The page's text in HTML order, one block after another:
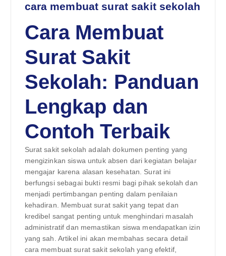
cara membuat surat sakit sekolah
Cara Membuat
Surat Sakit
Sekolah: Panduan
Lengkap dan
Contoh Terbaik
Surat sakit sekolah adalah dokumen penting yang
mengizinkan siswa untuk absen dari kegiatan belajar
mengajar karena alasan kesehatan. Surat ini
berfungsi sebagai bukti resmi bagi pihak sekolah dan
menjadi pertimbangan penting dalam penilaian
kehadiran. Membuat surat sakit yang tepat dan
kredibel sangat penting untuk menghindari masalah
administratif dan memastikan siswa mendapatkan izin
yang sah. Artikel ini akan membahas secara detail
cara membuat surat sakit sekolah yang efektif,